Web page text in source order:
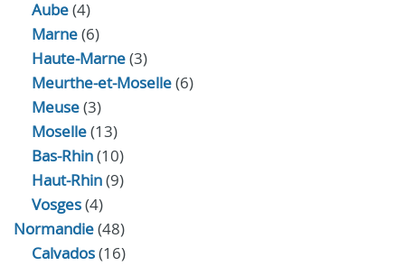
Aube(4)
Marne(6)
Haute-Marne(3)
Meurthe-et-Moselle(6)
Meuse(3)
Moselle(13)
Bas-Rhin(10)
Haut-Rhin(9)
Vosges(4)
Normandie(48)
Calvados(16)